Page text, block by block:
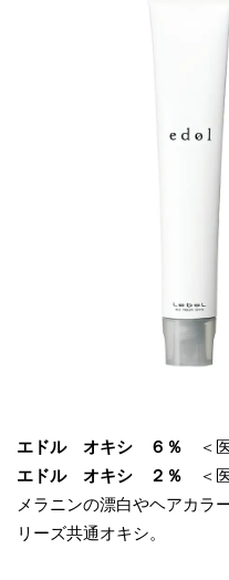
エドル オキシ ６％ ＜
エドル オキシ ２％ ＜
メラニンの漂白やヘアカラ
リーズ共通オキシ。